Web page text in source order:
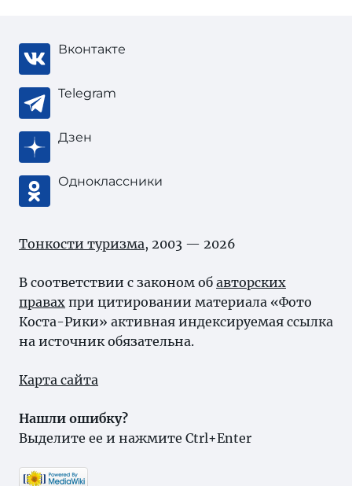
Вконтакте
Telegram
Дзен
Одноклассники
Тонкости туризма, 2003 — 2026
В соответствии с законом об авторских
правах при цитировании материала «Фото
Коста-Рики» активная индексируемая ссылка
на источник обязательна.
Карта сайта
Нашли ошибку?
Выделите ее и нажмите Ctrl+Enter